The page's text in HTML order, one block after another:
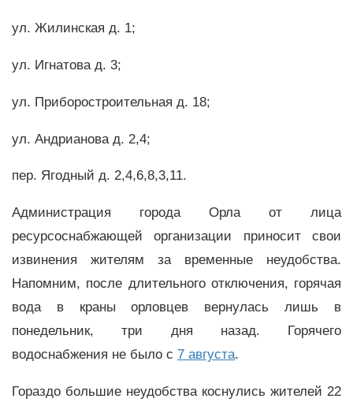
ул. Жилинская д. 1;
ул. Игнатова д. 3;
ул. Приборостроительная д. 18;
ул. Андрианова д. 2,4;
пер. Ягодный д. 2,4,6,8,3,11.
Администрация города Орла от лица
ресурсоснабжающей организации приносит свои
извинения жителям за временные неудобства.
Напомним, после длительного отключения, горячая
вода в краны орловцев вернулась лишь в
понедельник, три дня назад. Горячего
водоснабжения не было с 7 августа.
Гораздо большие неудобства коснулись жителей 22